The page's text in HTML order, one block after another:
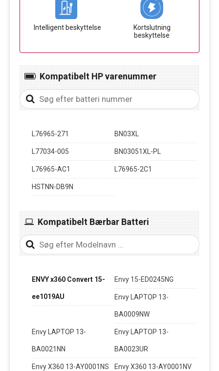
Intelligent beskyttelse
Kortslutning
beskyttelse
Kompatibelt HP varenummer
L76965-271 BN03XL
L77034-005 BN03051XL-PL
L76965-AC1 L76965-2C1
HSTNN-DB9N
Kompatibelt Bærbar Batteri
ENVY x360 Convert 15-
ee1019AU
Envy 15-ED0245NG
Envy LAPTOP 13-
BA0009NW
Envy LAPTOP 13-
BA0021NN
Envy LAPTOP 13-
BA0023UR
Envy X360 13-AY0001NS Envy X360 13-AY0001NV